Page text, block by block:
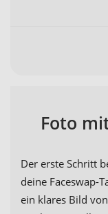
Foto
Der erste Schritt
deine Faceswap-
ein klares Bild